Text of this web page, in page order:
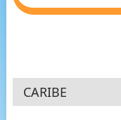
CARIBE